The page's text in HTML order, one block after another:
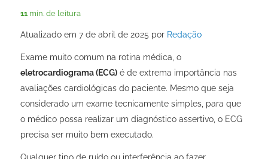
11 min. de leitura
Atualizado em 7 de abril de 2025 por Redação
Exame muito comum na rotina médica, o
eletrocardiograma (ECG)é de extrema importância nas
avaliações cardiológicas do paciente. Mesmo que seja
considerado um exame tecnicamente simples, para que
o médico possa realizar um diagnóstico assertivo, o ECG
precisa ser muito bem executado.
Qualquer tipo de ruído ou interferência ao fazer